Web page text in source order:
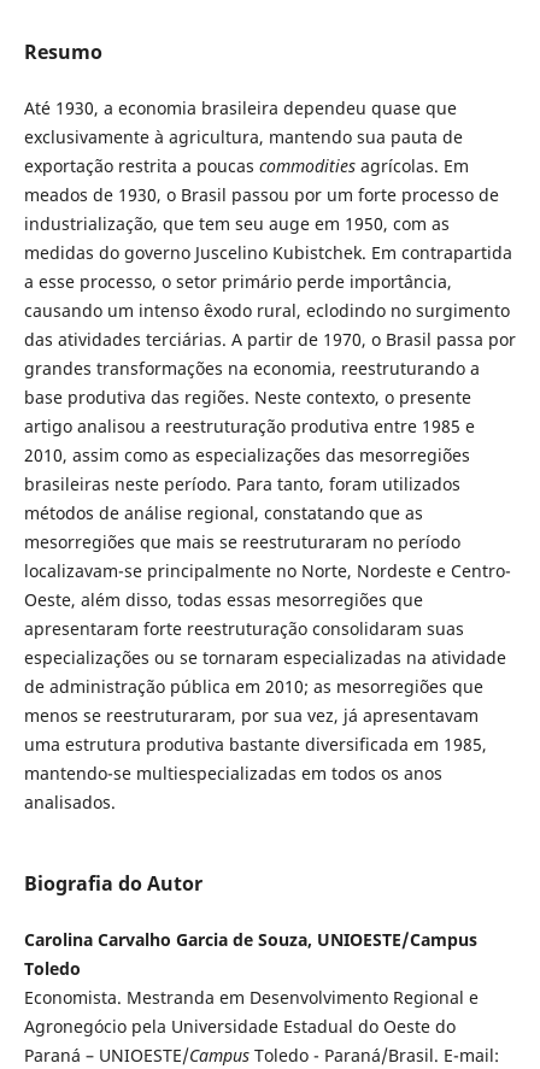
Resumo
Até 1930, a economia brasileira dependeu quase que
exclusivamente à agricultura, mantendo sua pauta de
exportação restrita a poucas commodities agrícolas. Em
meados de 1930, o Brasil passou por um forte processo de
industrialização, que tem seu auge em 1950, com as
medidas do governo Juscelino Kubistchek. Em contrapartida
a esse processo, o setor primário perde importância,
causando um intenso êxodo rural, eclodindo no surgimento
das atividades terciárias. A partir de 1970, o Brasil passa por
grandes transformações na economia, reestruturando a
base produtiva das regiões. Neste contexto, o presente
artigo analisou a reestruturação produtiva entre 1985 e
2010, assim como as especializações das mesorregiões
brasileiras neste período. Para tanto, foram utilizados
métodos de análise regional, constatando que as
mesorregiões que mais se reestruturaram no período
localizavam-se principalmente no Norte, Nordeste e Centro-
Oeste, além disso, todas essas mesorregiões que
apresentaram forte reestruturação consolidaram suas
especializações ou se tornaram especializadas na atividade
de administração pública em 2010; as mesorregiões que
menos se reestruturaram, por sua vez, já apresentavam
uma estrutura produtiva bastante diversificada em 1985,
mantendo-se multiespecializadas em todos os anos
analisados.
Biografia do Autor
Carolina Carvalho Garcia de Souza, UNIOESTE/Campus
Toledo
Economista. Mestranda em Desenvolvimento Regional e
Agronegócio pela Universidade Estadual do Oeste do
Paraná – UNIOESTE/Campus Toledo - Paraná/Brasil. E-mail: